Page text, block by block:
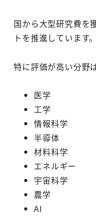
国から大型研究費を
トを推進しています。
特に評価が高い分野は
医学
工学
情報科学
半導体
材料科学
エネルギー
宇宙科学
農学
AI